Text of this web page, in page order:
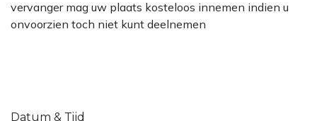
vervanger mag uw plaats kosteloos innemen indien u
onvoorzien toch niet kunt deelnemen
Datum & Tijd